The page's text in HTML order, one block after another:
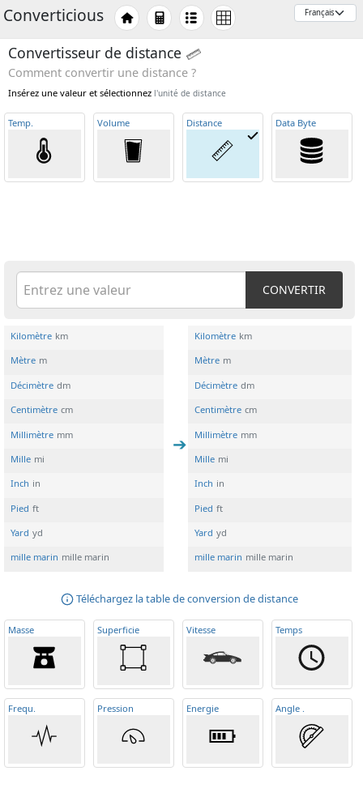
Converticious
Convertisseur de distance
Comment convertir une distance ?
Insérez une valeur et sélectionnez l'unité de distance
Temp. Volume Distance Data Byte
CONVERTIR
Kilomètre km
Mètre m
Décimètre dm
Centimètre cm
Millimètre mm
Mille mi
Inch in
Pied ft
Yard yd
mille marin mille marin
Kilomètre km
Mètre m
Décimètre dm
Centimètre cm
Millimètre mm
Mille mi
Inch in
Pied ft
Yard yd
mille marin mille marin
Téléchargez la table de conversion de distance
Masse Superficie Vitesse Temps
Frequ Pression Energie Angle